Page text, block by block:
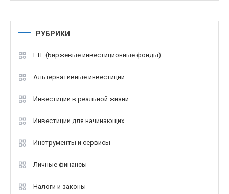
РУБРИКИ
ETF (Биржевые инвестиционные фонды)
Альтернативные инвестиции
Инвестиции в реальной жизни
Инвестиции для начинающих
Инструменты и сервисы
Личные финансы
Налоги и законы